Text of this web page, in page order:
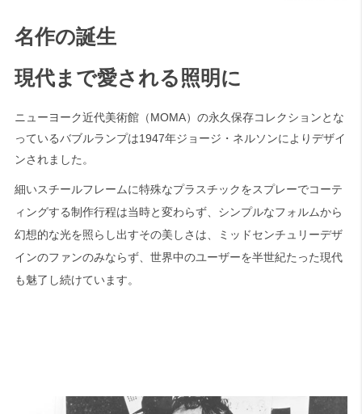
名作の誕生
現代まで愛される照明に
ニューヨーク近代美術館（MOMA）の永久保存コレクションとな
っているバブルランプは1947年ジョージ・ネルソンによりデザイ
ンされました。
細いスチールフレームに特殊なプラスチックをスプレーでコーテ
ィングする制作行程は当時と変わらず、シンプルなフォルムから
幻想的な光を照らし出すその美しさは、ミッドセンチュリーデザ
インのファンのみならず、世界中のユーザーを半世紀たった現代
も魅了し続けています。